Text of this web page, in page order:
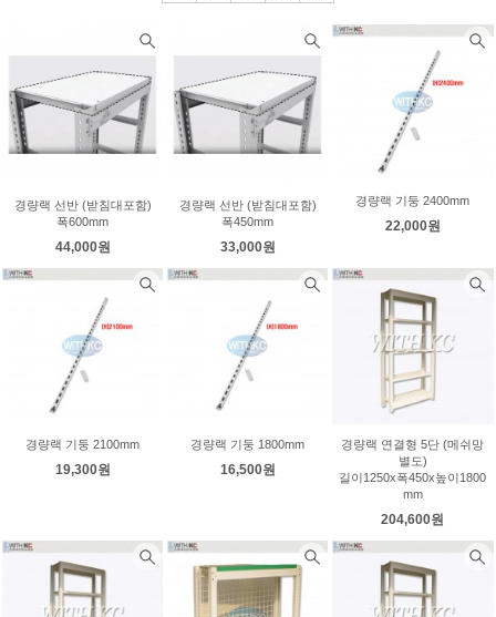
경량랙 선반 (받침대포함)
폭600mm
44,000원
경량랙 선반 (받침대포함)
폭450mm
33,000원
경량랙 기둥 2400mm
22,000원
경량랙 기둥 2100mm
19,300원
경량랙 기둥 1800mm
16,500원
경량랙 연결형 5단 (메쉬망
별도)
길이1250x폭450x높이1800
mm
204,600원